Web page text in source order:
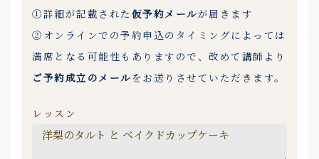
①詳細が記載された 仮予約メールが届きます
②オンラインでの予約申込のタイミングによっては
満席となる可能性もありますので、改めて講師より
ご予約成立のメール をお送りさせていただきます。
レッスン